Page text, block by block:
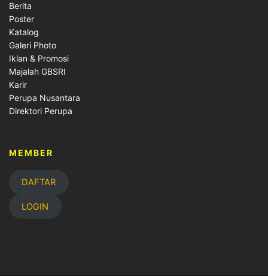
Berita
Poster
Katalog
Galeri Photo
Iklan & Promosi
Majalah GBSRI
Karir
Perupa Nusantara
Direktori Perupa
MEMBER
DAFTAR
LOGIN